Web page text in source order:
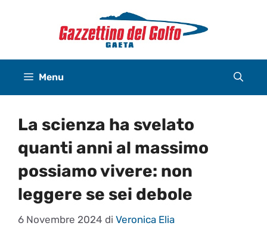
Menu
La scienza ha svelato
quanti anni al massimo
possiamo vivere: non
leggere se sei debole
6 Novembre 2024 di Veronica Elia